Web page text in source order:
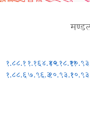
१.८८.१
१.८८.६
१.१६४.४२
७.९६.३
१०.१८.११
१०.९३.१